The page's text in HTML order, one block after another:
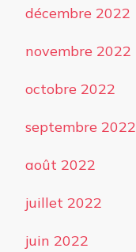
décembre 2022
novembre 2022
octobre 2022
septembre 2022
août 2022
juillet 2022
juin 2022